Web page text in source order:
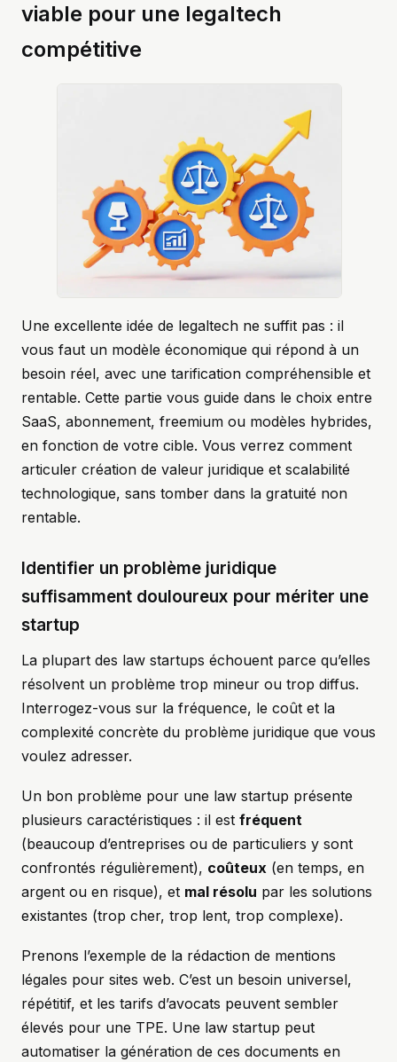
viable pour une legaltech
compétitive
Une excellente idée de legaltech ne suffit pas : il
vous faut un modèle économique qui répond à un
besoin réel, avec une tarification compréhensible et
rentable. Cette partie vous guide dans le choix entre
SaaS, abonnement, freemium ou modèles hybrides,
en fonction de votre cible. Vous verrez comment
articuler création de valeur juridique et scalabilité
technologique, sans tomber dans la gratuité non
rentable.
Identifier un problème juridique
suffisamment douloureux pour mériter une
startup
La plupart des law startups échouent parce qu’elles
résolvent un problème trop mineur ou trop diffus.
Interrogez-vous sur la fréquence, le coût et la
complexité concrète du problème juridique que vous
voulez adresser.
Un bon problème pour une law startup présente
plusieurs caractéristiques : il est fréquent
(beaucoup d’entreprises ou de particuliers y sont
confrontés régulièrement), coûteux (en temps, en
argent ou en risque), et mal résolu par les solutions
existantes (trop cher, trop lent, trop complexe).
Prenons l’exemple de la rédaction de mentions
légales pour sites web. C’est un besoin universel,
répétitif, et les tarifs d’avocats peuvent sembler
élevés pour une TPE. Une law startup peut
automatiser la génération de ces documents en